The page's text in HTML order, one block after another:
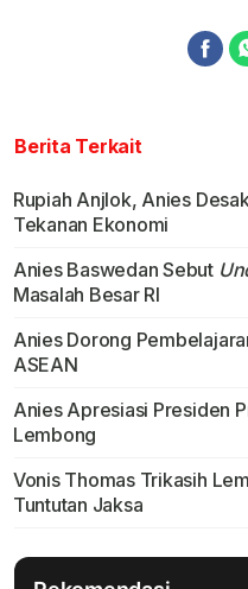
Berita Terkait
Rupiah Anjlok, Anies
Tekanan Ekonomi
Anies Baswedan Sebut
Masalah Besar RI
Anies Dorong
ASEAN
Anies Apresiasi Presiden
Lembong
Vonis Thomas Trikasih
Tuntutan Jaksa